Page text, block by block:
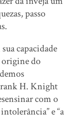
passo
capacidade
origine do
H. Knight
com o
e “a